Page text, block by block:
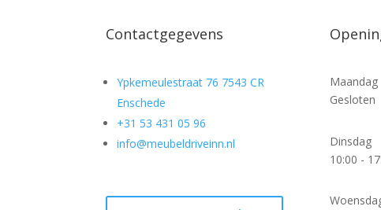
Contactgegevens
Ypkemeulestraat 76 7543 CR
Enschede
+31 53 431 05 96
info@meubeldriveinn.nl
Maandag
Gesloten
Dinsdag
10:00 -